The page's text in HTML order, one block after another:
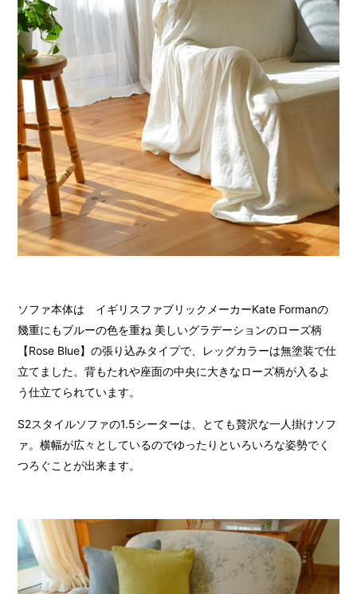
ソファ本体は イギリスファブリックメーカーKate Formanの
幾重にもブルーの色を重ね 美しいグラデーションのローズ柄
【Rose Blue】の張り込みタイプで、レッグカラーは無塗装で仕
立てました。背もたれや座面の中央に大きなローズ柄が入るよ
う仕立てられています。
S2スタイルソファの1.5シーターは、とても贅沢な一人掛けソフ
ァ。横幅が広々としているのでゆったりといろいろな姿勢でく
つろぐことが出来ます。